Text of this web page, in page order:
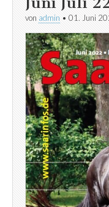
von admin • 01. Juni